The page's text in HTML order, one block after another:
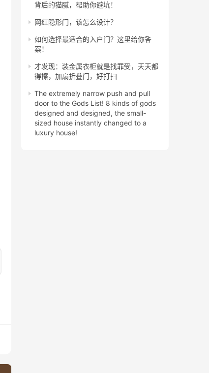
背后的猫腻，帮助你避坑！
网红隐形门，该怎么设计？
如何选择最适合的入户门？这里给你答
案！
才发现：装金属衣柜就是找罪受，天天都
得擦，加扇折叠门，好打扫
The extremely narrow push and pull
door to the Gods List! 8 kinds of gods
designed and designed, the small-
sized house instantly changed to a
luxury house!